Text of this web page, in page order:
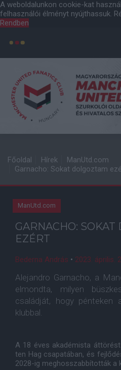
A weboldalunkon cookie-kat
felhasználói élményt nyújthassuk.
Rendben
Főoldal Hírek
ManUtd.com
Garnacho: Sokat dolgoztam
ManUtd.com
GARNACHO: SOKAT
EZÉRT
Bederna András • 2023. április.
Alejandro Garnacho, a
elmondta, milyen
családját, hogy pénteken
klubbal.
A 18 éves akadémista
ten Hag csapatában, és
2028-ig meghosszabbították a